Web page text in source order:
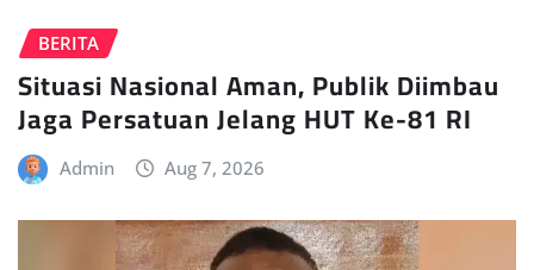
BERITA
Situasi Nasional Aman, Publik Diimbau
Jaga Persatuan Jelang HUT Ke-81 RI
Admin Aug 7, 2026